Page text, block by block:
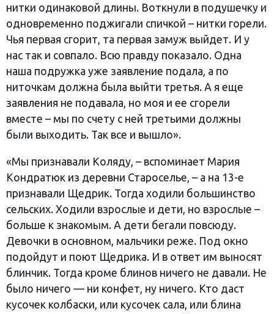
нитки одинаковой длины. Воткнули в подушечку и
одновременно поджигали спичкой – нитки горели.
Чья первая сгорит, та первая замуж выйдет. И у
нас так и совпало. Всю правду показало. Одна
наша подружка уже заявление подала, а по
ниточкам должна была выйти третья. А я еще
заявления не подавала, но моя и ее сгорели
вместе – мы по счету с ней третьими должны
были выходить. Так все и вышло».
«Мы признавали Коляду, – вспоминает Мария
Кондратюк из деревни Староселье, – а на 13-е
признавали Щедрик. Тогда ходили большинство
сельских. Ходили взрослые и дети, но взрослые –
больше к знакомым. А дети бегали повсюду.
Девочки в основном, мальчики реже. Под окно
подойдут и поют Щедрика. И в ответ им выносят
блинчик. Тогда кроме блинов ничего не давали. Не
было ничего — ни конфет, ну ничего. Кто даст
кусочек колбаски, или кусочек сала, или блина